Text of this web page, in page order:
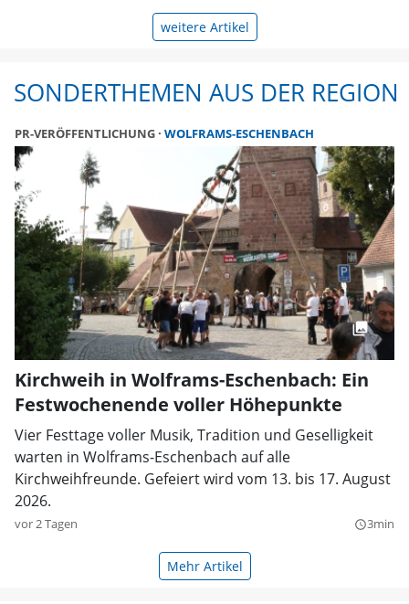
weitere Artikel
SONDERTHEMEN AUS DER REGION
PR-VERÖFFENTLICHUNG WOLFRAMS-ESCHENBACH
Kirchweih in Wolframs-Eschenbach: Ein
Festwochenende voller Höhepunkte
Vier Festtage voller Musik, Tradition und Geselligkeit
warten in Wolframs-Eschenbach auf alle
Kirchweihfreunde. Gefeiert wird vom 13. bis 17. August
2026.
vor 2 Tagen query_builder3min
Mehr Artikel